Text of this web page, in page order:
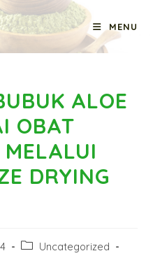
MENU
ALOE
OBAT
DRYING
PostUncategorized